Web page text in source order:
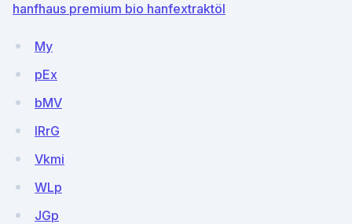
hanfhaus premium bio hanfextraktöl
My
pEx
bMV
IRrG
Vkmi
WLp
JGp